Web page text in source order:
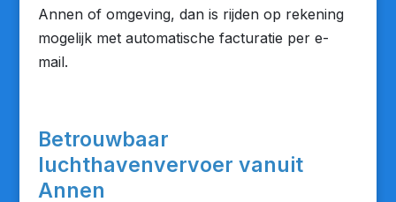
Annen of omgeving, dan is rijden op rekening
mogelijk met automatische facturatie per e-
mail.
Betrouwbaar
luchthavenvervoer vanuit
Annen